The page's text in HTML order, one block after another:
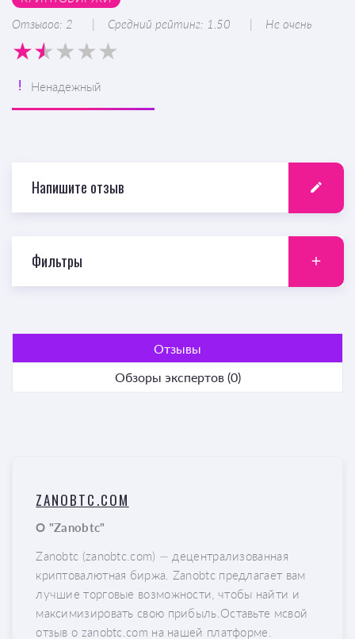
Отзывов: 2 Средний рейтинг: 1.50 Не очень
Ненадежный
Напишите отзыв
Фильтры
Отзывы
Обзоры экспертов (0)
ZANOBTC.COM
О "Zanobtc"
Zanobtc (zanobtc.com) — децентрализованная
криптовалютная биржа. Zanobtc предлагает вам
лучшие торговые возможности, чтобы найти и
максимизировать свою прибыль.Оставьте мсвой
отзыв о zanobtc.com на нашей платформе.